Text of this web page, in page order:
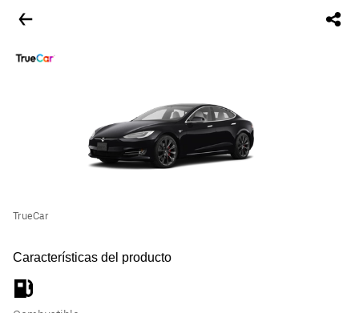
TrueCar
Características del producto